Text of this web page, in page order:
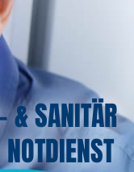
& SANITÄR